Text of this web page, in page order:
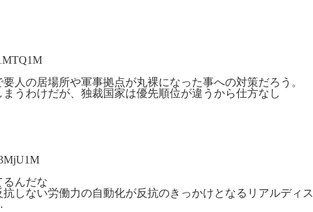
人の居場所や軍事拠点が丸裸になった事への対策だろう。
うわけだが、独裁国家は優先順位が違うから仕方なし
るんだな
しない労働力の自動化が反抗のきっかけとなるリアルディス